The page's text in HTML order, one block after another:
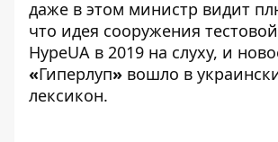
даже в этом министр видит
что идея сооружения
HypeUA в 2019 на слуху, и
«Гиперлуп» вошло в
лексикон.